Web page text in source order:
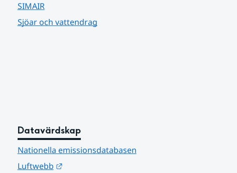
SIMAIR
Sjöar och vattendrag
Datavärdskap
Nationella emissionsdatabasen
Luftwebb
Länk till annan webbplats.